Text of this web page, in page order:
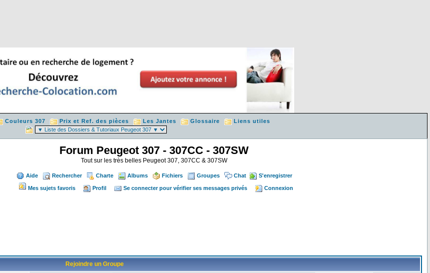
Couleurs 307 Prix et Ref. des pièces Les Jantes Glossaire Liens utiles
Forum Peugeot 307 - 307CC - 307SW
Tout sur les très belles Peugeot 307, 307CC & 307SW
Aide Rechercher Charte Albums Fichiers Groupes Chat S'enregistrer
Mes sujets favoris Profil Se connecter pour vérifier ses messages privés Connexion
Rejoindre un Groupe